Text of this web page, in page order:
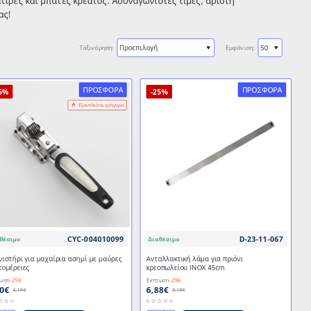
Ταξινόμηση: Εμφάνιση:
ΠΡΟΣΦΟΡΆ
Εξαντλείται γρήγορα
CYC-004010099
για μαχαίρια ασημί με μαύρες
-25%
3,19€
ΠΡΟΣΦΟΡΆ
-25%
Διαθέσιμο D-23-11-067
Ανταλλακτική λάμα για πριόνι
κρεοπωλείου INOX 45cm
Έκπτωση-25%
6,88€ 9,18€